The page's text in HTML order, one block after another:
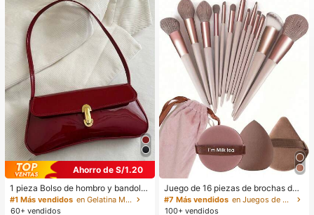
Ahorro de S/1.20
1 pieza Bolso de hombro y bandoler
a de cuero sintético aceitado retro
para mujer, adecuado para citas, sa
#1 Más vendidos
en Gelatina Monedero
60+ vendidos
Juego de 16 piezas de brochas de
maquillaje que incluye 13 brochas
de maquillaje, 1 esponja de maquill
#7 Más vendidos
en Juegos de brochas de maquillaje Juegos De Pince
100+ vendidos